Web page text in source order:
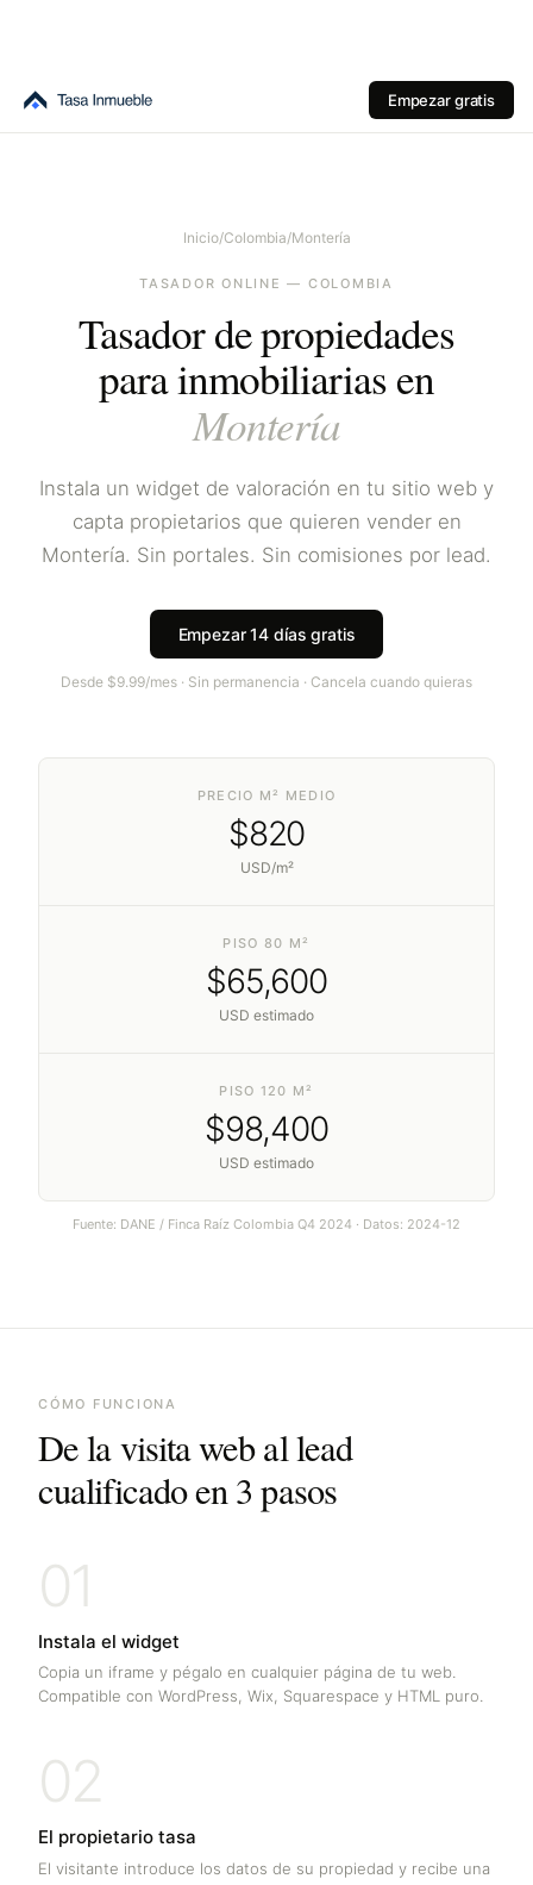
Empezar gratis
Inicio/Colombia/Montería
TASADOR ONLINE — COLOMBIA
Tasador de propiedades
para inmobiliarias en
Montería
Instala un widget de valoración en tu sitio web y
capta propietarios que quieren vender en
Montería. Sin portales. Sin comisiones por lead.
Empezar 14 días gratis
Desde $9.99/mes · Sin permanencia · Cancela cuando quieras
PRECIO M² MEDIO
$820
USD/m²
PISO 80 M²
$65,600
USD estimado
PISO 120 M²
$98,400
USD estimado
Fuente: DANE / Finca Raíz Colombia Q4 2024 · Datos: 2024-12
CÓMO FUNCIONA
De la visita web al lead
cualificado en 3 pasos
01
Instala el widget
Copia un iframe y pégalo en cualquier página de tu web.
Compatible con WordPress, Wix, Squarespace y HTML puro.
02
El propietario tasa
El visitante introduce los datos de su propiedad y recibe una